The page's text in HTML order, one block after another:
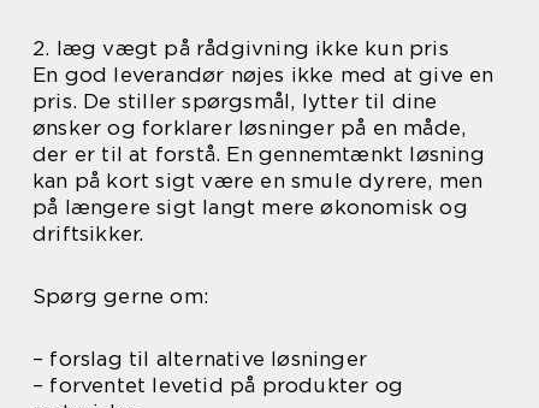
2. læg vægt på rådgivning ikke kun pris
En god leverandør nøjes ikke med at give en
pris. De stiller spørgsmål, lytter til dine
ønsker og forklarer løsninger på en måde,
der er til at forstå. En gennemtænkt løsning
kan på kort sigt være en smule dyrere, men
på længere sigt langt mere økonomisk og
driftsikker.
Spørg gerne om:
– forslag til alternative løsninger
– forventet levetid på produkter og